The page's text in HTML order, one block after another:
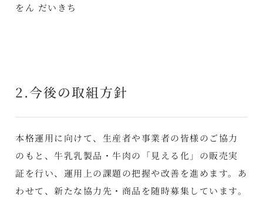
をん だいきち
2.今後の取組方針
本格運用に向けて、生産者や事業者の皆様のご協力
のもと、牛乳乳製品・牛肉の「見える化」の販売実
証を行い、運用上の課題の把握や改善を進めます。あ
わせて、新たな協力先・商品を随時募集しています。